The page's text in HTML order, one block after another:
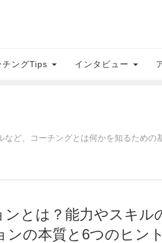
チングTips インタビュー
ど、コーチングとは何かを知るための
ンとは？能力やスキル
の本質と6つのヒント